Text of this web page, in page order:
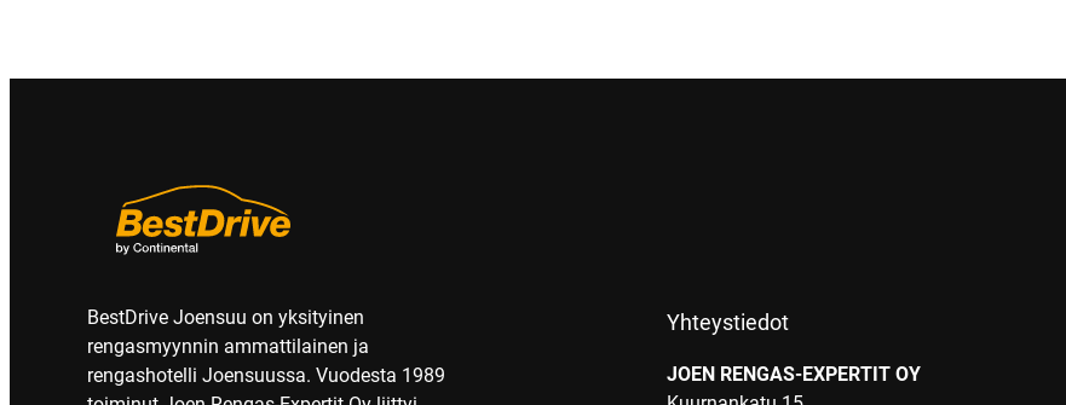
BestDrive Joensuu on yksityinen
rengasmyynnin ammattilainen ja
rengashotelli Joensuussa. Vuodesta 1989
Yhteystiedot
JOEN RENGAS-EXPERTIT OY